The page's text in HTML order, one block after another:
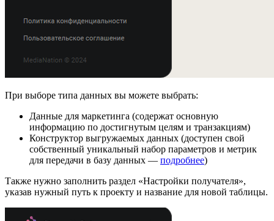
При выборе типа данных вы можете выбрать:
Данные для маркетинга (содержат основную
информацию по достигнутым целям и транзакциям)
Конструктор выгружаемых данных (доступен свой
собственный уникальный набор параметров и метрик
для передачи в базу данных — подробнее)
Также нужно заполнить раздел «Настройки получателя»,
указав нужный путь к проекту и название для новой таблицы.